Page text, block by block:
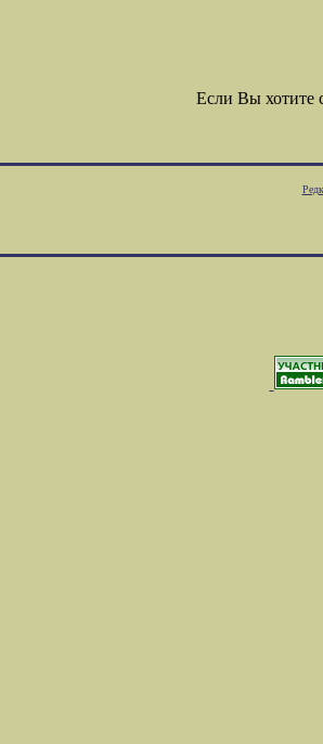
Если Вы хотите